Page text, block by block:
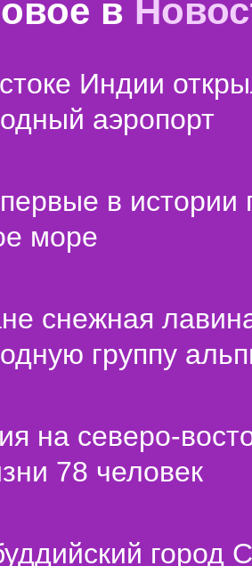
в
Индии
аэропорт
в истории
море
снежная
группу
на северо-
78 человек
город